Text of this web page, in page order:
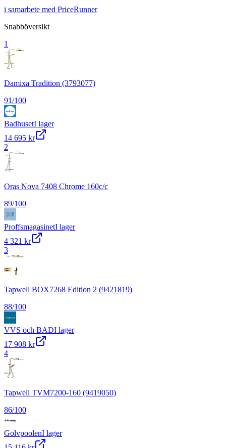
i samarbete med PriceRunner
Snabböversikt
1
Damixa Tradition (3793077)
91/100
BadhusetI lager
14 695 kr
2
Oras Nova 7408 Chrome 160c/c
89/100
ProffsmagasinetI lager
4 321 kr
3
Tapwell BOX7268 Edition 2 (9421819)
88/100
VVS och BADI lager
17 908 kr
4
Tapwell TVM7200-160 (9419050)
86/100
GolvpoolenI lager